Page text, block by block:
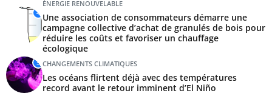
4
ÉNERGIE RENOUVELABLE
Une association de consommateurs démarre une
campagne collective d’achat de granulés de bois pour
réduire les coûts et favoriser un chauffage
écologique
5 CHANGEMENTS CLIMATIQUES
Les océans flirtent déjà avec des températures
record avant le retour imminent d’El Niño